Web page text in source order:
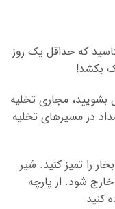
که حداقل یک روز
بکشد!
بشویید، مجاری تخلیه
در مسیرهای تخلیه
را تمیز کنید. شیر
خارج شود. از پارچه
کنید